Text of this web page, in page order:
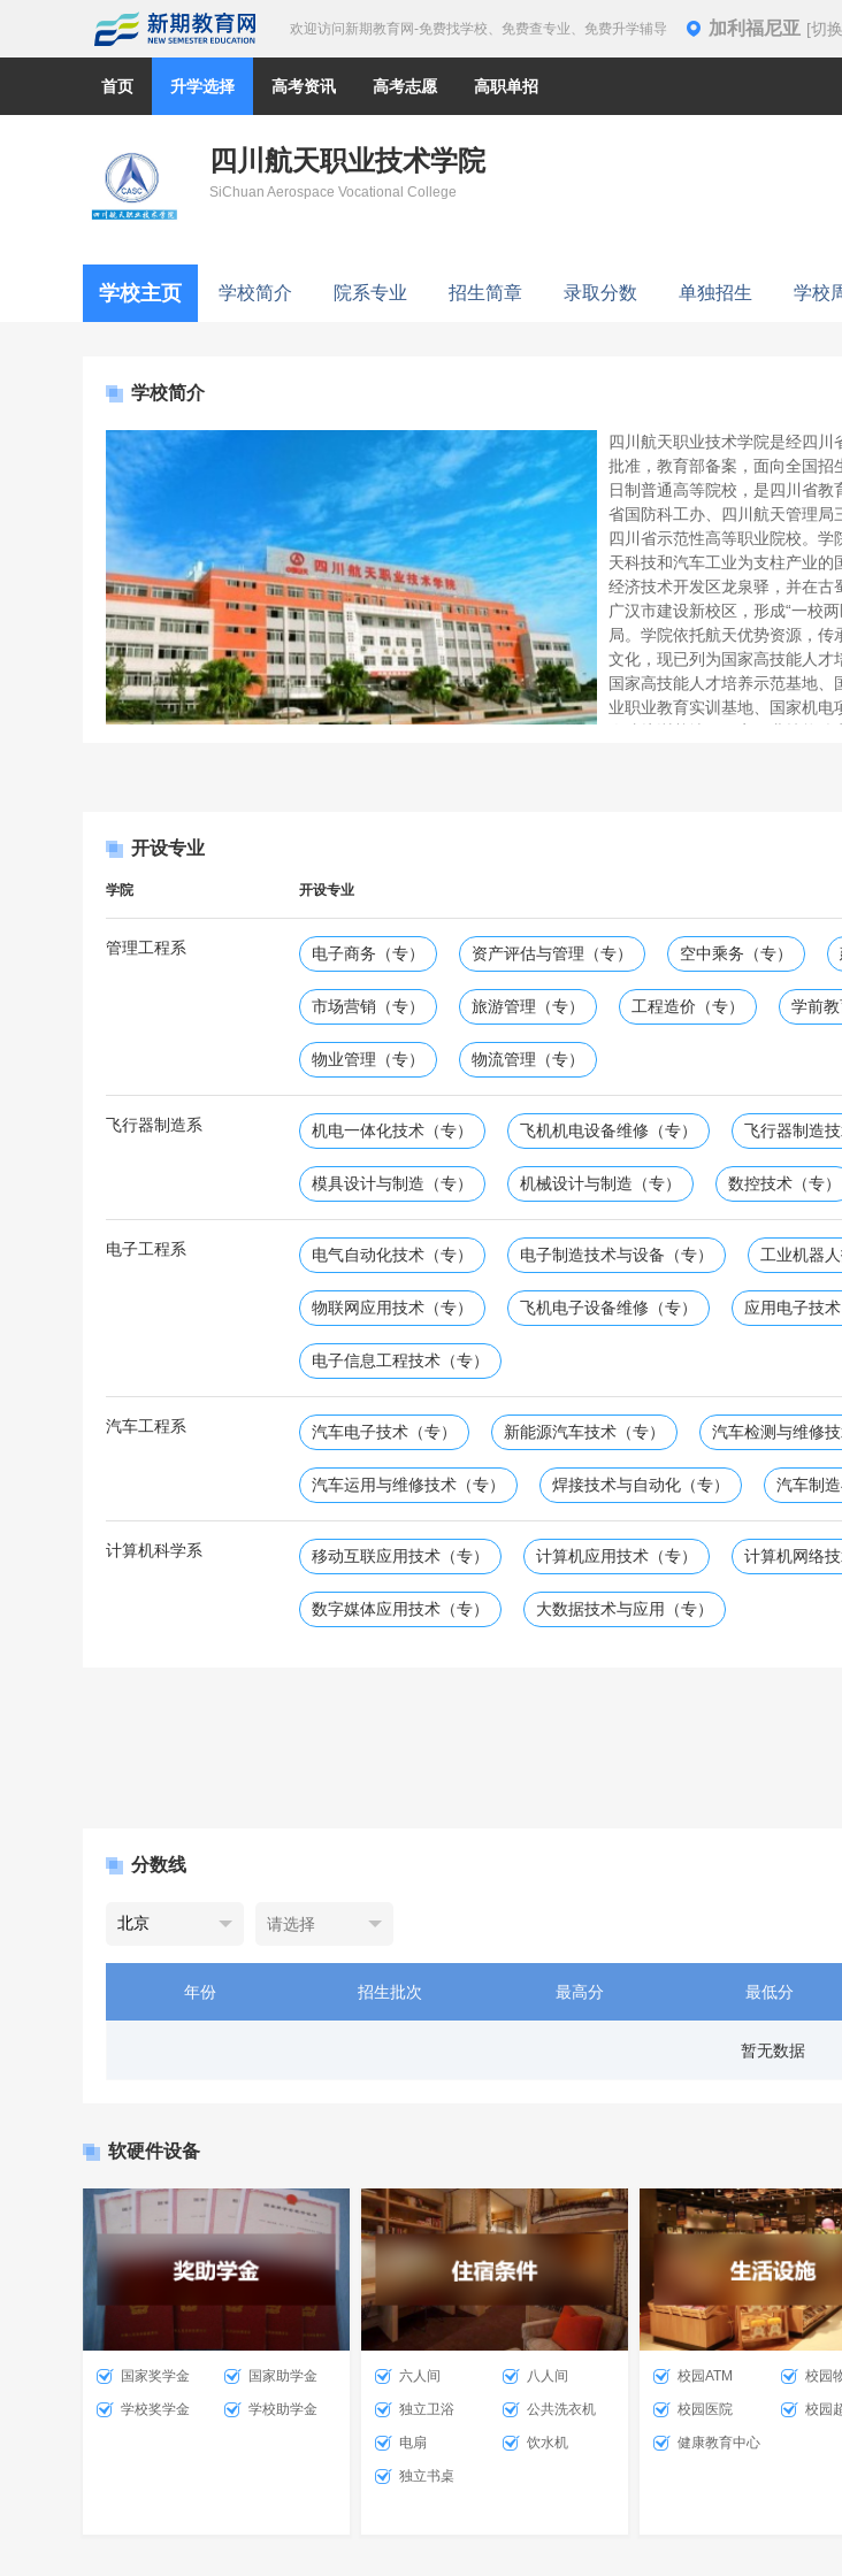
欢迎访问新期教育网-免费找学校、免费查专业、免费升学辅导 加利福尼亚 [切
首页 升学选择 高考资讯 高考志愿 高职单招
四川航天职业技术学院
SiChuan Aerospace Vocational College
学校主页 学校简介 院系专业 招生简章 录取分数 单独招生 学校
学校简介
四川航天职业技术学院是经四川
批准，教育部备案，面向全国招
日制普通高等院校，是四川省教
省国防科工办、四川航天管理局
四川省示范性高等职业院校。学
天科技和汽车工业为支柱产业的
经济技术开发区龙泉驿，并在古
广汉市建设新校区，形成“一校
局。学院依托航天优势资源，传
文化，现已列为国家高技能人才
国家高技能人才培养示范基地、
业职业教育实训基地、国家机电
开设专业
学院 开设专业
管理工程系 电子商务（专） 资产评估与管理（专） 空中乘务（专）
市场营销（专） 旅游管理（专） 工程造价（专） 学前教
物业管理（专） 物流管理（专）
飞行器制造系 机电一体化技术（专） 飞机机电设备维修（专） 飞行器制造技
模具设计与制造（专） 机械设计与制造（专） 数控技术（专）
电子工程系 电气自动化技术（专） 电子制造技术与设备（专） 工业机器人
物联网应用技术（专） 飞机电子设备维修（专） 应用电子技术
电子信息工程技术（专）
汽车工程系 汽车电子技术（专） 新能源汽车技术（专） 汽车检测与维修技
汽车运用与维修技术（专） 焊接技术与自动化（专） 汽车制造
计算机科学系 移动互联应用技术（专） 计算机应用技术（专） 计算机网络技
数字媒体应用技术（专） 大数据技术与应用（专）
分数线
年份 招生批次 最高分 最低分
暂无数据
软硬件设备
国家奖学金 国家助学金
学校奖学金 学校助学金
六人间 八人间
独立卫浴 公共洗衣机
电扇 饮水机
独立书桌
校园ATM 校园
校园医院 校园
健康教育中心